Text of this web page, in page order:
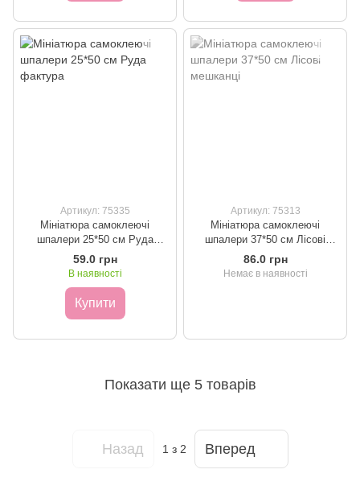
Артикул: 75335
Мініатюра самоклеючі
шпалери 25*50 см Руда
фактура
59.0 грн
В наявності
Купити
Артикул: 75313
Мініатюра самоклеючі
шпалери 37*50 см Лісові
мешканці
86.0 грн
Немає в наявності
Показати ще 5 товарів
Назад 1 з 2 Вперед